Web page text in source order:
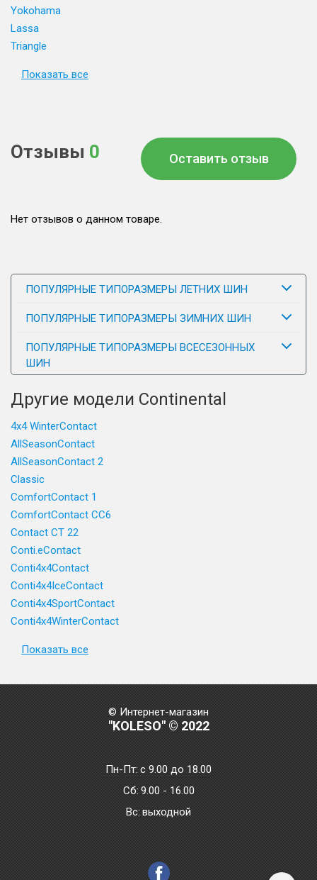
Yokohama
Lassa
Triangle
Показать все
Отзывы 0 Оставить отзыв
Нет отзывов о данном товаре.
ПОПУЛЯРНЫЕ ТИПОРАЗМЕРЫ ЛЕТНИХ ШИН
ПОПУЛЯРНЫЕ ТИПОРАЗМЕРЫ ЗИМНИХ ШИН
ПОПУЛЯРНЫЕ ТИПОРАЗМЕРЫ ВСЕСЕЗОННЫХ
ШИН
Другие модели Continental
4x4 WinterContact
AllSeasonContact
AllSeasonContact 2
Classic
ComfortContact 1
ComfortContact CC6
Contact CT 22
Conti.eContact
Conti4x4Contact
Conti4x4IceContact
Conti4x4SportContact
Conti4x4WinterContact
Показать все
© Интернет-магазин
"KOLESO" © 2022
Пн-Пт:с 9.00 до 18.00
Сб: 9.00 - 16.00
Bc: выходной